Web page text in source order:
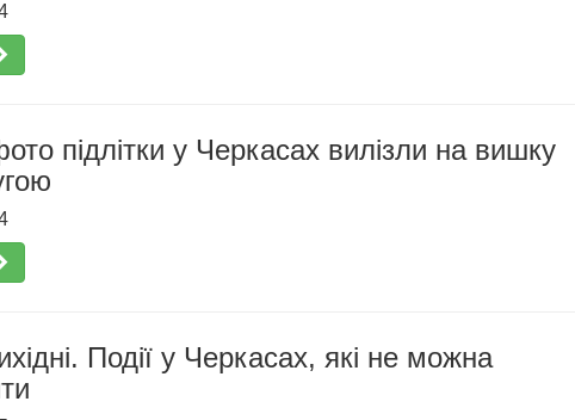
підлітки у Черкасах вилізли на вишку
Події у Черкасах, які не можна